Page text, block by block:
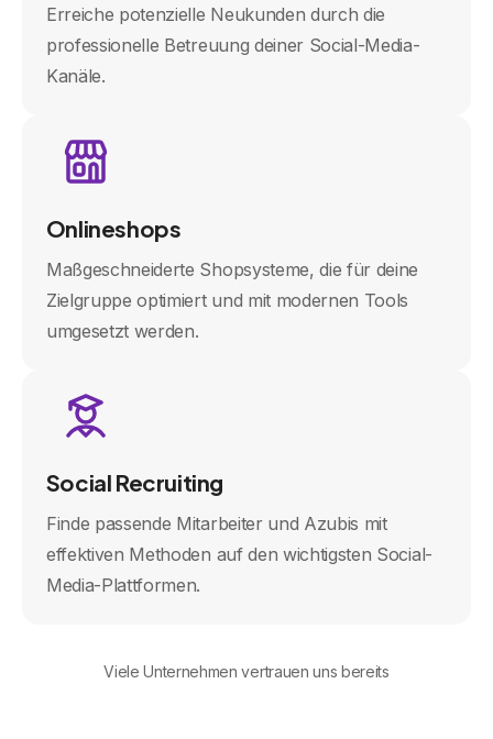
Erreiche potenzielle Neukunden durch die
professionelle Betreuung deiner Social-Media-
Kanäle.
Onlineshops
Maßgeschneiderte Shopsysteme, die für deine
Zielgruppe optimiert und mit modernen Tools
umgesetzt werden.
Social Recruiting
Finde passende Mitarbeiter und Azubis mit
effektiven Methoden auf den wichtigsten Social-
Media-Plattformen.
Viele Unternehmen vertrauen uns bereits